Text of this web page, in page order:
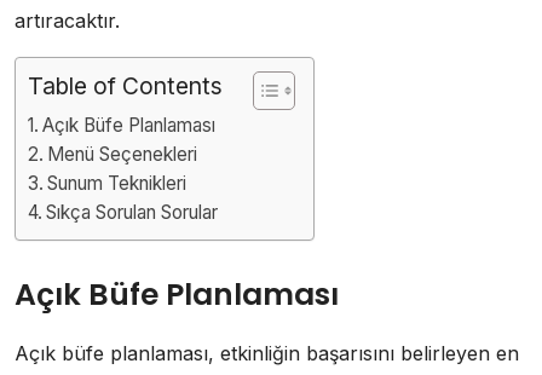
artıracaktır.
Table of Contents
Açık Büfe Planlaması
Menü Seçenekleri
Sunum Teknikleri
Sıkça Sorulan Sorular
Açık Büfe Planlaması
Açık büfe planlaması, etkinliğin başarısını belirleyen en